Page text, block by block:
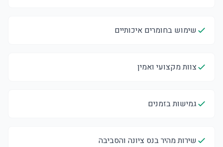
שימוש בחומרים איכותיים
צוות מקצועי ואמין
גמישות בזמנים
שירות מהיר בנס ציונה והסביבה